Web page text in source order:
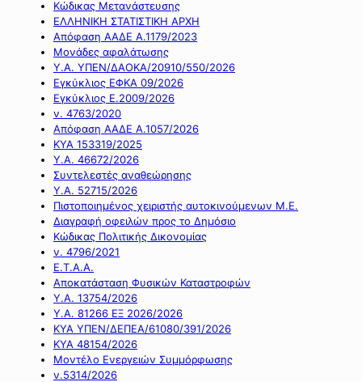
Κώδικας Μετανάστευσης
ΕΛΛΗΝΙΚΗ ΣΤΑΤΙΣΤΙΚΗ ΑΡΧΗ
Απόφαση ΑΑΔΕ Α.1179/2023
Μονάδες αφαλάτωσης
Υ.Α. ΥΠΕΝ/ΔΑΟΚΑ/20910/550/2026
Εγκύκλιος ΕΦΚΑ 09/2026
Εγκύκλιος Ε.2009/2026
ν. 4763/2020
Απόφαση ΑΑΔΕ Α.1057/2026
ΚΥΑ 153319/2025
Υ.Α. 46672/2026
Συντελεστές αναθεώρησης
Υ.Α. 52715/2026
Πιστοποιημένος χειριστής αυτοκινούμενων Μ.Ε.
Διαγραφή οφειλών προς το Δημόσιο
Κώδικας Πολιτικής Δικονομίας
ν. 4796/2021
Ε.Τ.Α.Α.
Αποκατάσταση Φυσικών Καταστροφών
Υ.Α. 13754/2026
Υ.Α. 81266 ΕΞ 2026/2026
ΚΥΑ ΥΠΕΝ/ΔΕΠΕΑ/61080/391/2026
ΚΥΑ 48154/2026
Μοντέλο Ενεργειών Συμμόρφωσης
ν.5314/2026